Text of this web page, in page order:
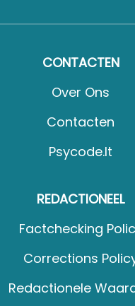
CONTACTEN
Over Ons
Contacten
Psycode.it
REDACTIONEEL
Factchecking
Corrections
Redactionele